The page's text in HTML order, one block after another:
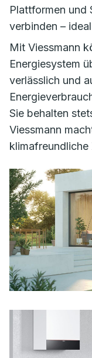
Plattformen und
verbinden –
Mit Viessmann
Energiesystem
verlässlich und
Sie behalten
Viessmann
klimafreundliche